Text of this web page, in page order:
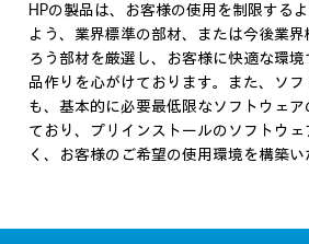
HPの製品は、お客様の使用を制限する
よう、業界標準の部材、または今後業
ろう部材を厳選し、お客様に快適な環
品作りを心がけております。また、ソ
も、基本的に必要最低限なソフトウェ
ており、プリインストールのソフトウ
く、お客様のご希望の使用環境を構築い